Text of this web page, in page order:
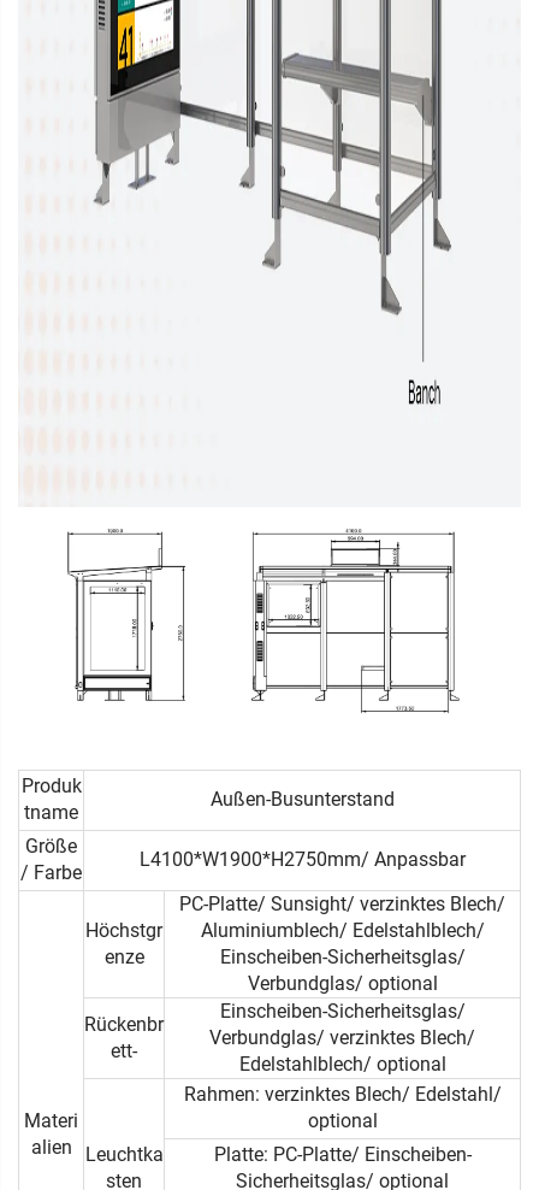
Produk
tname
Außen-Busunterstand
Größe
/ Farbe
L4100*W1900*H2750mm/ Anpassbar
Materi
alien
Höchstgr
enze
PC-Platte/ Sunsight/ verzinktes Blech/
Aluminiumblech/ Edelstahlblech/
Einscheiben-Sicherheitsglas/
Verbundglas/ optional
Rückenbr
ett-
Einscheiben-Sicherheitsglas/
Verbundglas/ verzinktes Blech/
Edelstahlblech/ optional
Leuchtka
sten
Rahmen: verzinktes Blech/ Edelstahl/
optional
Platte: PC-Platte/ Einscheiben-
Sicherheitsglas/ optional